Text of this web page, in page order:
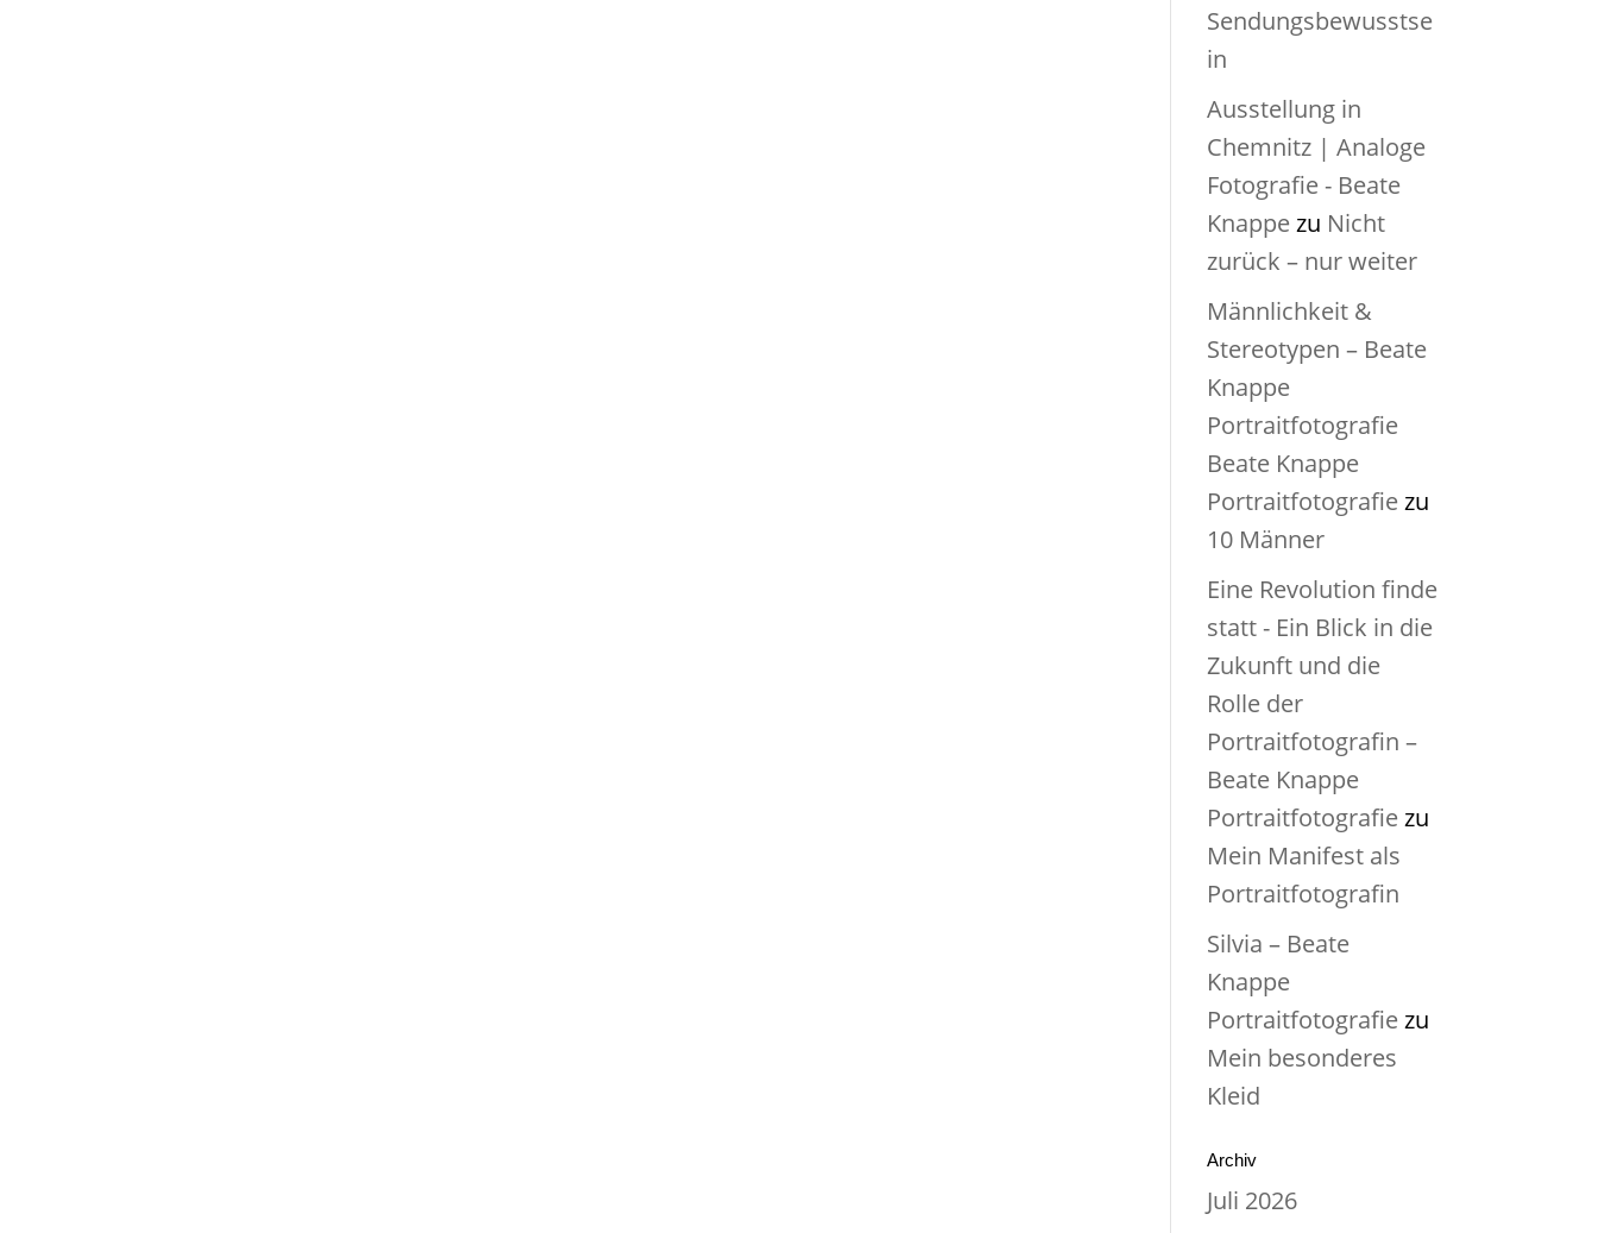
Sendungsbewusstse
in
Ausstellung in
Chemnitz | Analoge
Fotografie - Beate
Knappezu Nicht
zurück – nur weiter
Männlichkeit &
Stereotypen – Beate
Knappe
Portraitfotografie
Beate Knappe
Portraitfotografiezu
10 Männer
Eine Revolution finde
statt - Ein Blick in die
Zukunft und die
Rolle der
Portraitfotografin –
Beate Knappe
Portraitfotografiezu
Mein Manifest als
Portraitfotografin
Silvia – Beate
Knappe
Portraitfotografiezu
Mein besonderes
Kleid
Archiv
Juli 2026